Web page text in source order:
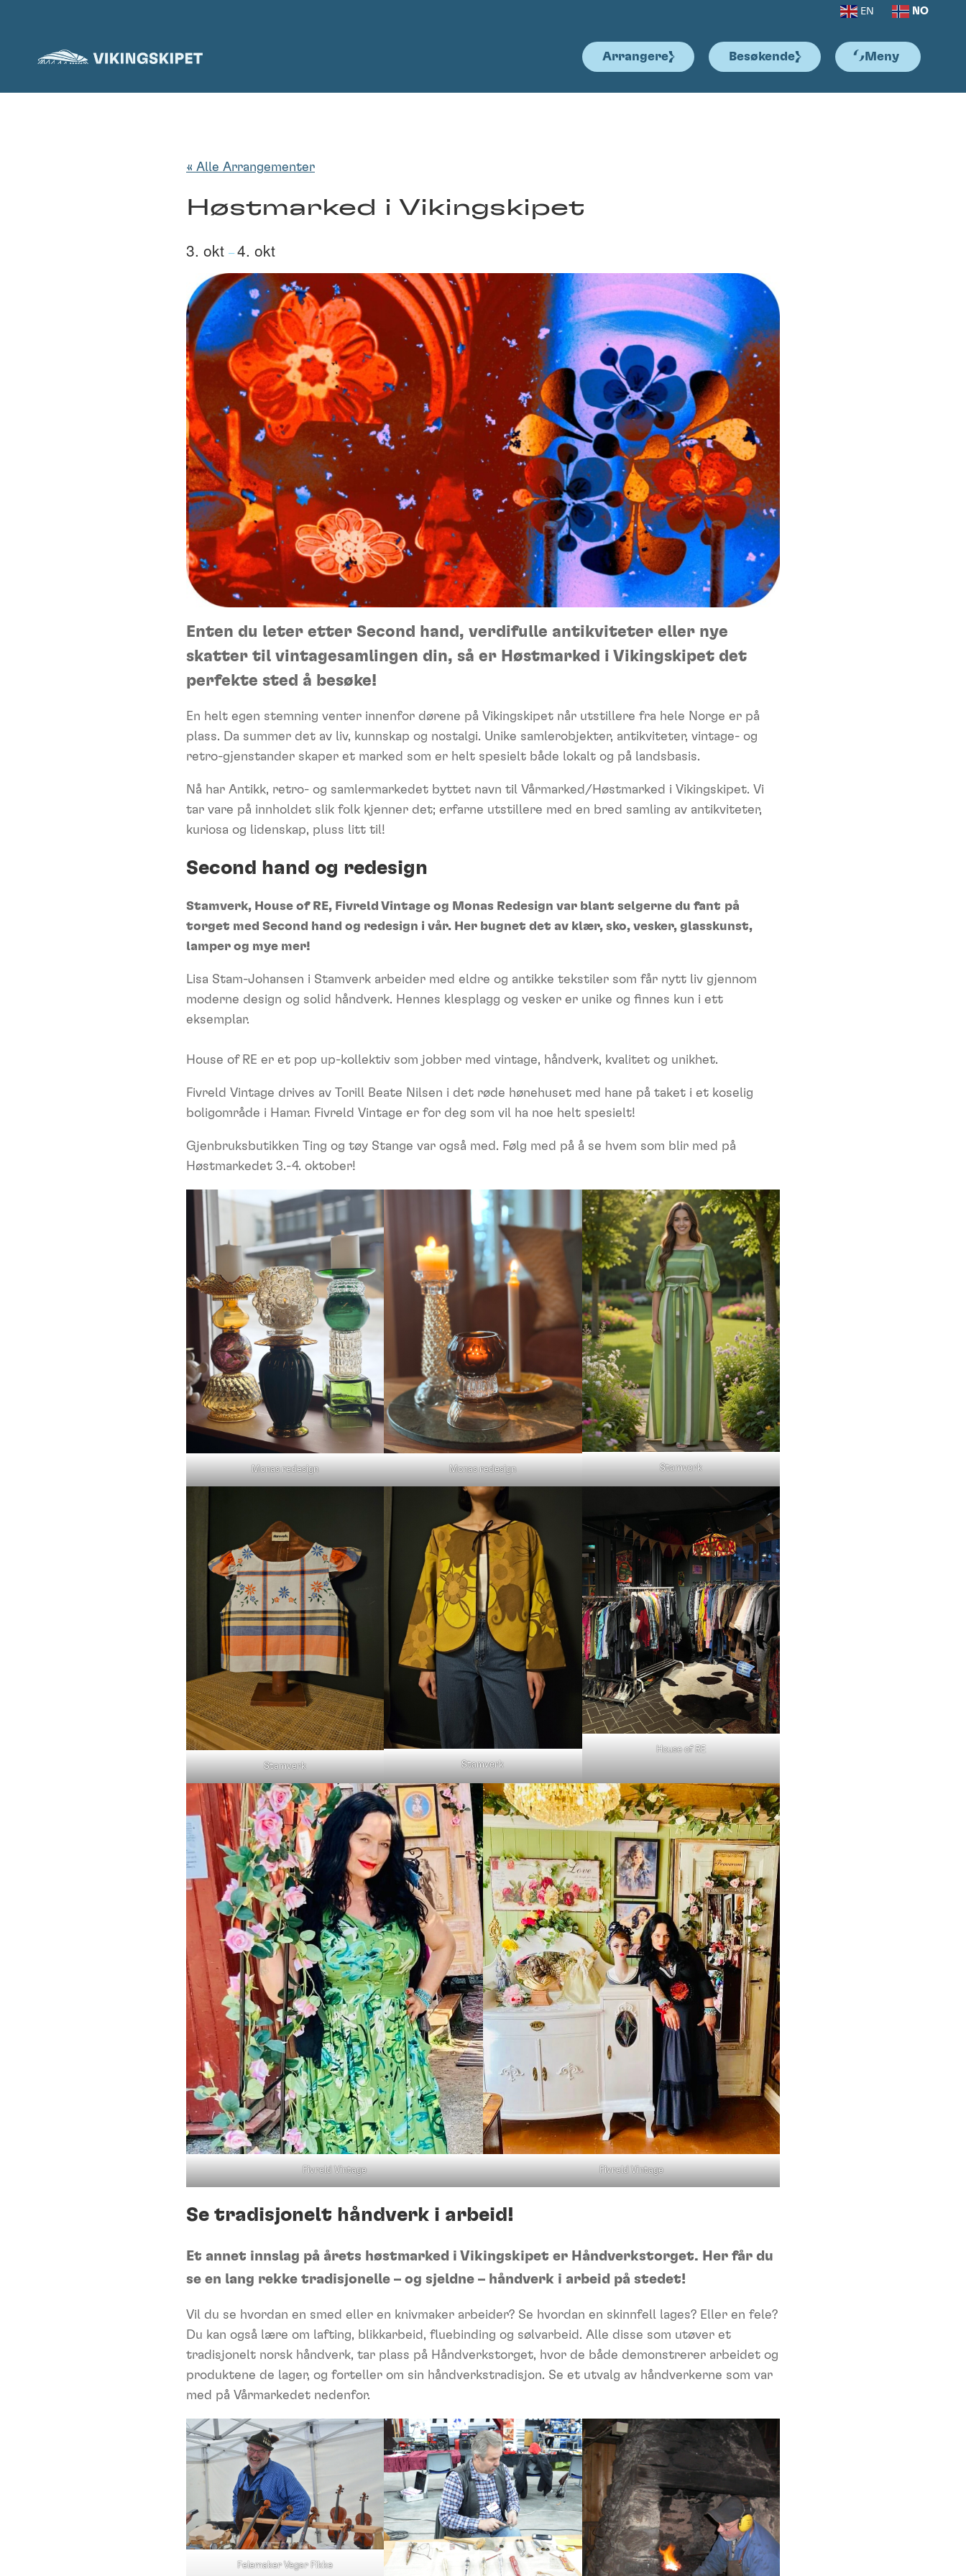
EN NO
Arrangere Besøkende Meny
« Alle Arrangementer
Høstmarked i Vikingskipet
3. okt –4. okt
Enten du leter etter Second hand, verdifulle antikviteter eller nye
skatter til vintagesamlingen din, så er Høstmarked i Vikingskipet det
perfekte sted å besøke!
En helt egen stemning venter innenfor dørene på Vikingskipet når utstillere fra hele Norge er på
plass. Da summer det av liv, kunnskap og nostalgi. Unike samlerobjekter, antikviteter, vintage- og
retro-gjenstander skaper et marked som er helt spesielt både lokalt og på landsbasis.
Nå har Antikk, retro- og samlermarkedet byttet navn til Vårmarked/Høstmarked i Vikingskipet. Vi
tar vare på innholdet slik folk kjenner det; erfarne utstillere med en bred samling av antikviteter,
kuriosa og lidenskap, pluss litt til!
Second hand og redesign
Stamverk, House of RE, Fivreld Vintage og Monas Redesign var blant selgerne du fant på
torget med Second hand og redesign i vår. Her bugnet det av klær, sko, vesker, glasskunst,
lamper og mye mer!
Lisa Stam-Johansen i Stamverk arbeider med eldre og antikke tekstiler som får nytt liv gjennom
moderne design og solid håndverk. Hennes klesplagg og vesker er unike og finnes kun i ett
eksemplar.
House of RE er et pop up-kollektiv som jobber med vintage, håndverk, kvalitet og unikhet.
Fivreld Vintage drives av Torill Beate Nilsen i det røde hønehuset med hane på taket i et koselig
boligområde i Hamar. Fivreld Vintage er for deg som vil ha noe helt spesielt!
Gjenbruksbutikken Ting og tøy Stange var også med. Følg med på å se hvem som blir med på
Høstmarkedet 3.-4. oktober!
Monas redesign Monas redesign Stamverk
Stamverk Stamverk
House of RE
Fivreld Vintage Fivreld Vintage
Se tradisjonelt håndverk i arbeid!
Et annet innslag på årets høstmarked i Vikingskipet er Håndverkstorget. Her får du
se en lang rekke tradisjonelle – og sjeldne – håndverk i arbeid på stedet!
Vil du se hvordan en smed eller en knivmaker arbeider? Se hvordan en skinnfell lages? Eller en fele?
Du kan også lære om lafting, blikkarbeid, fluebinding og sølvarbeid. Alle disse som utøver et
tradisjonelt norsk håndverk, tar plass på Håndverkstorget, hvor de både demonstrerer arbeidet og
produktene de lager, og forteller om sin håndverkstradisjon. Se et utvalg av håndverkerne som var
med på Vårmarkedet nedenfor.
Felemaker Vegar Fikke